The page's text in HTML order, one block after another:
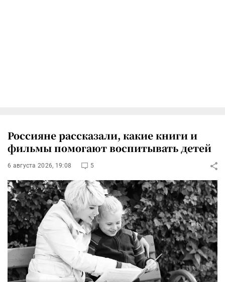
Россияне рассказали, какие книги и
фильмы помогают воспитывать детей
6 августа 2026, 19:08 5